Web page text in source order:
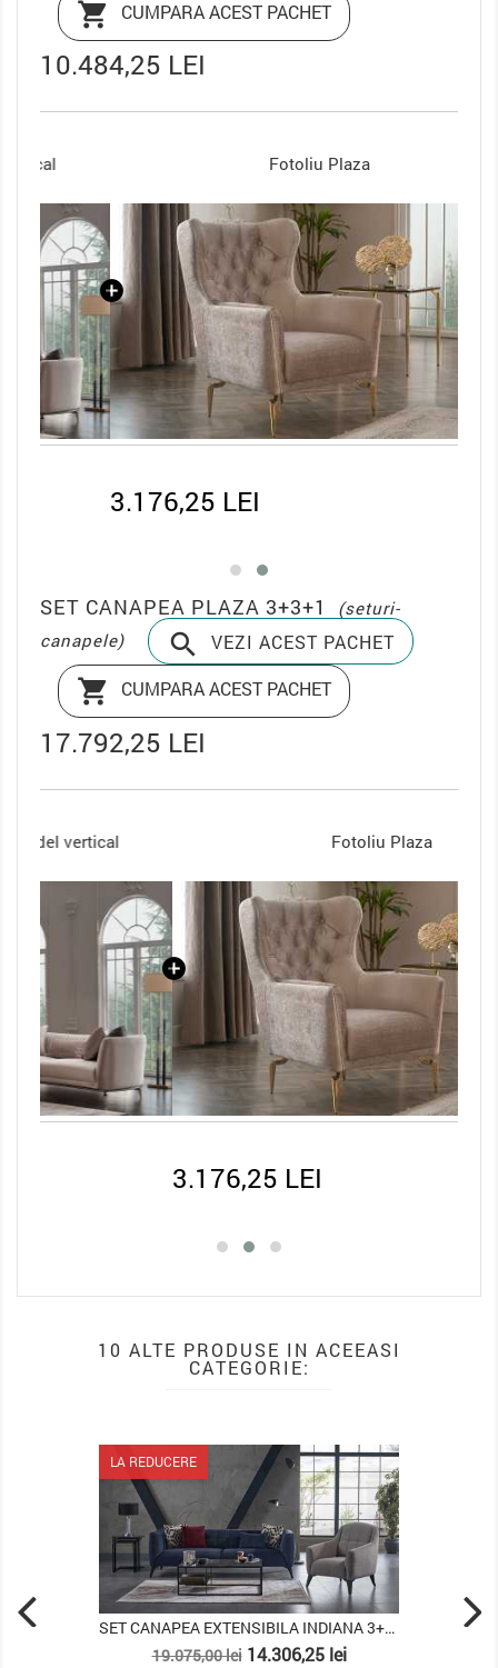
 CUMPARA ACEST PACHET
10.484,25 LEI
Fotoliu Plaza
3.176,25 LEI
SET CANAPEA PLAZA 3+3+1
(seturi-
canapele)
 VEZI ACEST PACHET
 CUMPARA ACEST PACHET
17.792,25 LEI
3.176,25 LEI
10 ALTE PRODUSE IN ACEEASI
CATEGORIE:
LA REDUCERE
Pret
6.157,00 lei